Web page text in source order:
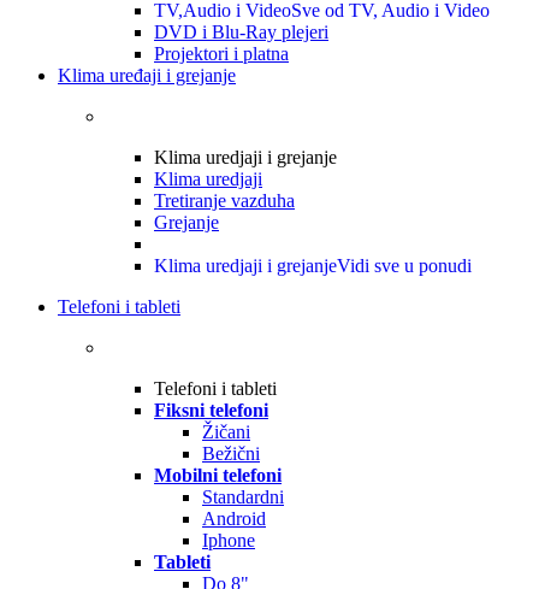
TV,Audio i VideoSve od TV, Audio i Video
DVD i Blu-Ray plejeri
Projektori i platna
Klima uređaji i grejanje
Klima uredjaji i grejanje
Klima uredjaji
Tretiranje vazduha
Grejanje
Klima uredjaji i grejanjeVidi sve u ponudi
Telefoni i tableti
Telefoni i tableti
Fiksni telefoni
Žičani
Bežični
Mobilni telefoni
Standardni
Android
Iphone
Tableti
Do 8"